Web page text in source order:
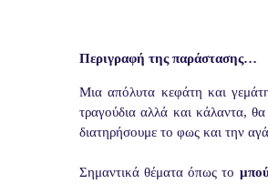
Περιγραφή της παράστασης…
Μια απόλυτα κεφάτη και
τραγούδια αλλά και κάλαντα,
διατηρήσουμε το φως και την
Σημαντικά θέματα όπως το